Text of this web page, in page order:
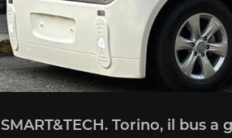
SMART&TECH. Torino, il bus